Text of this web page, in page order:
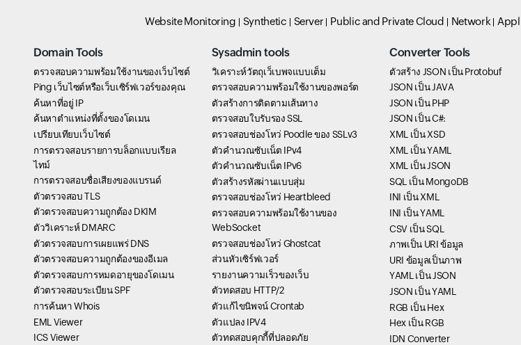
Website Monitoring Synthetic Server Public and Private Cloud Network
Domain Tools
ตรวจสอบความพร้อมใช้งานของเว็บไซต์
Ping เว็บไซต์หรือเว็บเซิร์ฟเวอร์ของคุณ
ค้นหาที่อยู่ IP
ค้นหาตำแหน่งที่ตั้งของโดเมน
เปรียบเทียบเว็บไซต์
การตรวจสอบรายการบล็อกแบบเรียล
ไทม์
การตรวจสอบชื่อเสียงของแบรนด์
ตัวตรวจสอบ TLS
ตัวตรวจสอบความถูกต้อง DKIM
ตัววิเคราะห์ DMARC
ตัวตรวจสอบการเผยแพร่ DNS
ตัวตรวจสอบความถูกต้องของอีเมล
ตัวตรวจสอบการหมดอายุของโดเมน
ตัวตรวจสอบระเบียน SPF
การค้นหา Whois
EML Viewer
ICS Viewer
Sysadmin tools
วิเคราะห์วัตถุเว็เบพจแบบเต็ม
ตรวจสอบความพร้อมใช้งานของพอร์ต
ตัวสร้างการติดตามเส้นทาง
ตรวจสอบใบรับรอง SSL
ตรวจสอบช่องโหว่ Poodle ของ SSLv3
ตัวคำนวณซับเน็ต IPv4
ตัวคำนวณซับเน็ต IPv6
ตัวสร้างรหัสผ่านแบบสุ่ม
ตรวจสอบช่องโหว่ Heartbleed
ตรวจสอบความพร้อมใช้งานของ
WebSocket
ตรวจสอบช่องโหว่ Ghostcat
ส่วนหัวเซิร์ฟเวอร์
รายงานความเร็วของเว็บ
ตัวทดสอบ HTTP/2
ตัวแก้ไขนิพจน์ Crontab
ตัวแปลง IPV4
ตัวทดสอบคุกกี้ที่ปลอดภัย
Converter Tools
ตัวสร้าง JSON เป็น Protobuf
JSON เป็น JAVA
JSON เป็น PHP
JSON เป็น C#:
XML เป็น XSD
XML เป็น YAML
XML เป็น JSON
SQL เป็น MongoDB
INI เป็น XML
INI เป็น YAML
CSV เป็น SQL
ภาพเป็น URI ข้อมูล
URI ข้อมูลเป็นภาพ
YAML เป็น JSON
JSON เป็น YAML
RGB เป็น Hex
Hex เป็น RGB
IDN Converter